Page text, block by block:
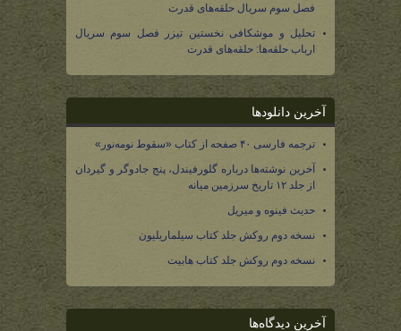
فصل سوم سریال حلقه‌های قدرت
تحلیل و موشکافی نخستین تیزر فصل سوم سریال
ارباب حلقه‌ها: حلقه‌های قدرت
آخرین دانلودها
ترجمه فارسی ۴۰ صفحه از کتاب «سقوط نومه‌نور»
آخرین نوشته‌ها درباره گلورفیندل، پنج جادوگر و گیردان
از جلد ۱۲ تاریخ سرزمین میانه
حدیث فینوه و میریل
نسخه دوم روکش جلد کتاب سیلماریلیون
نسخه دوم روکش جلد کتاب هابیت
آخرین دیدگاه‌ها